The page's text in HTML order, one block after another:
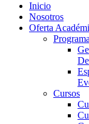
Inicio
Nosotros
Oferta
Cursos